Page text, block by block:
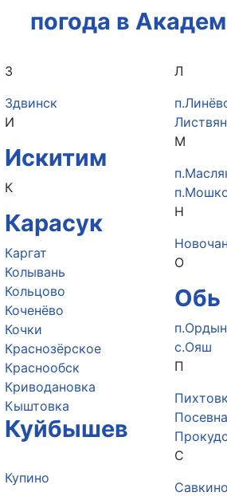
погода в
З
Здвинск
И
Искитим
К
Карасук
Каргат
Колывань
Кольцово
Коченёво
Кочки
Краснозёрское
Краснообск
Криводановка
Кыштовка
Куйбышев
Купино
Л
М
Н
О
Обь
c.Ояш
П
С
Савкино